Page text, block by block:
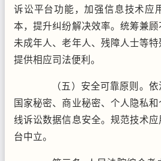
诉讼平台功能，加强信息技术应
本，提升纠纷解决效率。统筹兼
未成年人、老年人、残障人士等特
提供相应司法便利。
（五）安全可靠原则。依
国家秘密、商业秘密、个人隐私
线诉讼数据信息安全。规范技术
台中立。